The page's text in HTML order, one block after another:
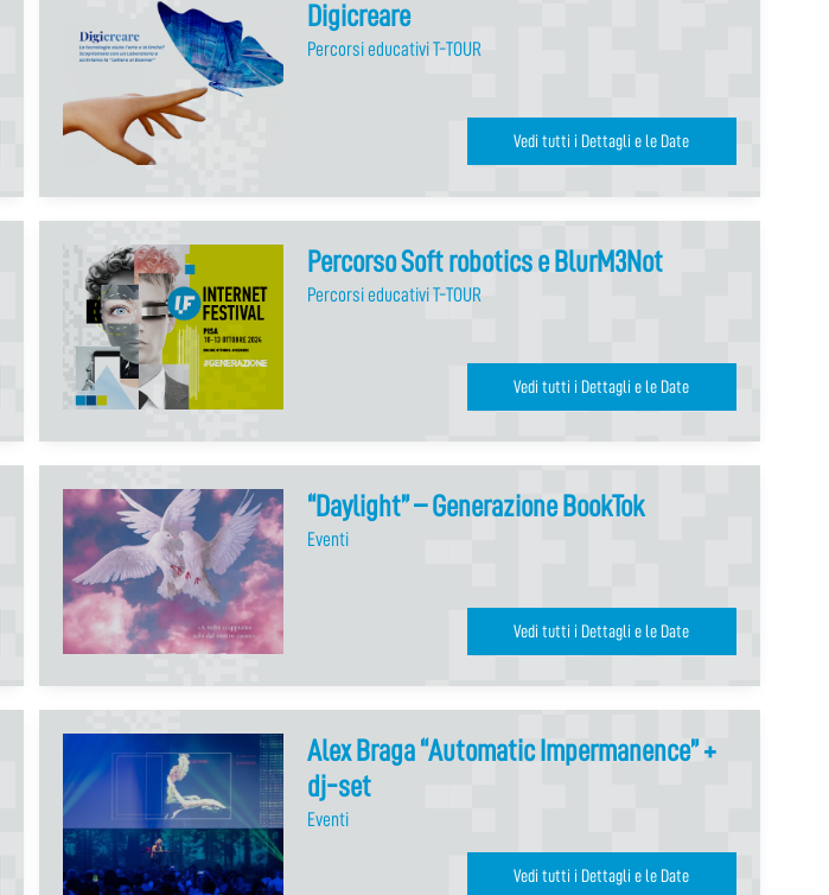
Digicreare
Percorsi educativi T-TOUR
Vedi tutti i Dettagli e le Date
Percorso Soft robotics e BlurM3Not
Percorsi educativi T-TOUR
Vedi tutti i Dettagli e le Date
“Daylight” – Generazione BookTok
Eventi
Vedi tutti i Dettagli e le Date
Alex Braga “Automatic Impermanence” +
dj-set
Eventi
Vedi tutti i Dettagli e le Date